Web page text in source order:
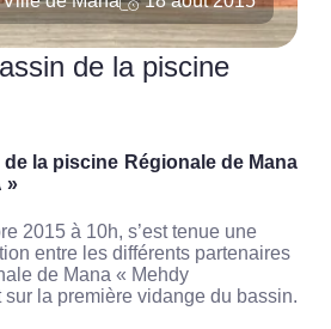
de la piscine
la piscine Régionale de Mana
»
2015 à 10h, s’est tenue une
entre les différents partenaires
de Mana « Mehdy
sur la première vidange du bassin.